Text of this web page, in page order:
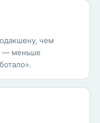
чем
— меньше